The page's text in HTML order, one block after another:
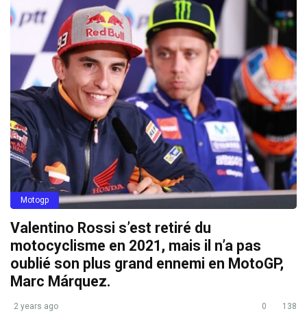
Motogp
Valentino Rossi s’est retiré du
motocyclisme en 2021, mais il n’a pas
oublié son plus grand ennemi en MotoGP,
Marc Márquez.
2 years ago 0 138